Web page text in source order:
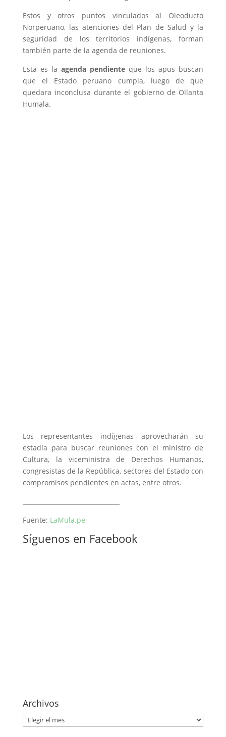
Estos y otros puntos vinculados al Oleoducto
Norperuano, las atenciones del Plan de Salud y la
seguridad de los territorios indígenas, forman
también parte de la agenda de reuniones.
Esta es la agenda pendiente que los apus buscan
que el Estado peruano cumpla, luego de que
quedara inconclusa durante el gobierno de Ollanta
Humala.
Los representantes indígenas aprovecharán su
estadía para buscar reuniones con el ministro de
Cultura, la viceministra de Derechos Humanos,
congresistas de la República, sectores del Estado con
compromisos pendientes en actas, entre otros.
Fuente: LaMula.pe
Síguenos en Facebook
Archivos
Archivos